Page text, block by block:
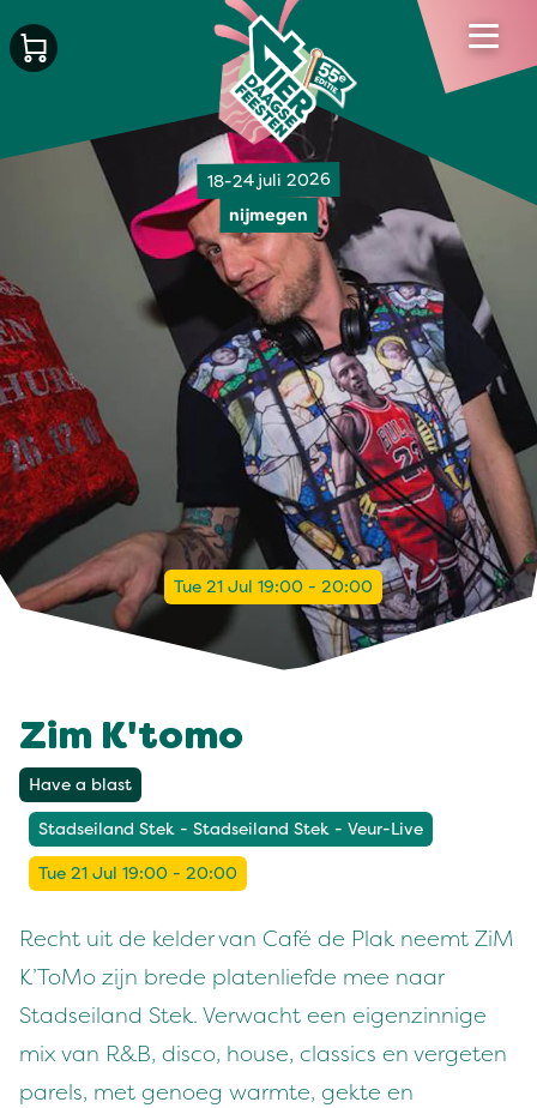
18-24 juli 2026
nijmegen
Tue 21 Jul 19:00 - 20:00
Zim K'tomo
Have a blast
Stadseiland Stek - Stadseiland Stek - Veur-Live
Tue 21 Jul 19:00 - 20:00
Recht uit de kelder van Café de Plak neemt ZiM
K’ToMo zijn brede platenliefde mee naar
Stadseiland Stek. Verwacht een eigenzinnige
mix van R&B, disco, house, classics en vergeten
parels, met genoeg warmte, gekte en